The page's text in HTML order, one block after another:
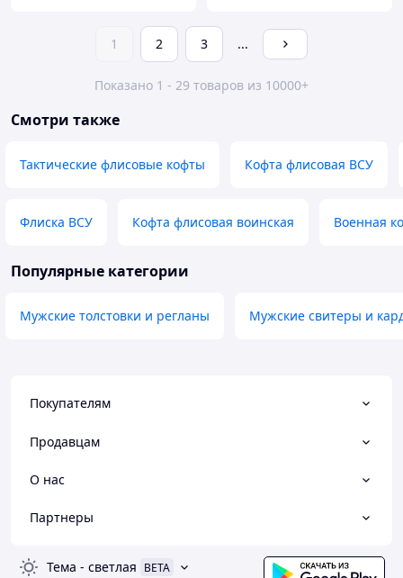
1 2 3 ...
Показано 1 - 29 товаров из 10000+
Смотри также
Тактические флисовые кофты Кофта флисовая ВСУ
Флиска ВСУ Кофта флисовая воинская Военная
Популярные категории
Мужские толстовки и регланы Мужские свитеры и
Покупателям
Продавцам
О нас
Партнеры
Тема - светлая BETA